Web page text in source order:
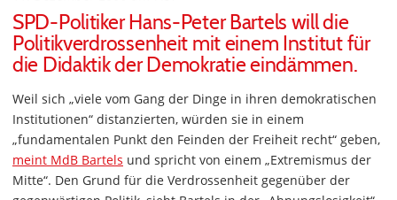
SPD-Politiker Hans-Peter Bartels will die
Politikverdrossenheit mit einem Institut für
die Didaktik der Demokratie eindämmen.
Weil sich „viele vom Gang der Dinge in ihren demokratischen
Institutionen“ distanzierten, würden sie in einem
„fundamentalen Punkt den Feinden der Freiheit recht“ geben,
meint MdB Bartels und spricht von einem „Extremismus der
Mitte“. Den Grund für die Verdrossenheit gegenüber der